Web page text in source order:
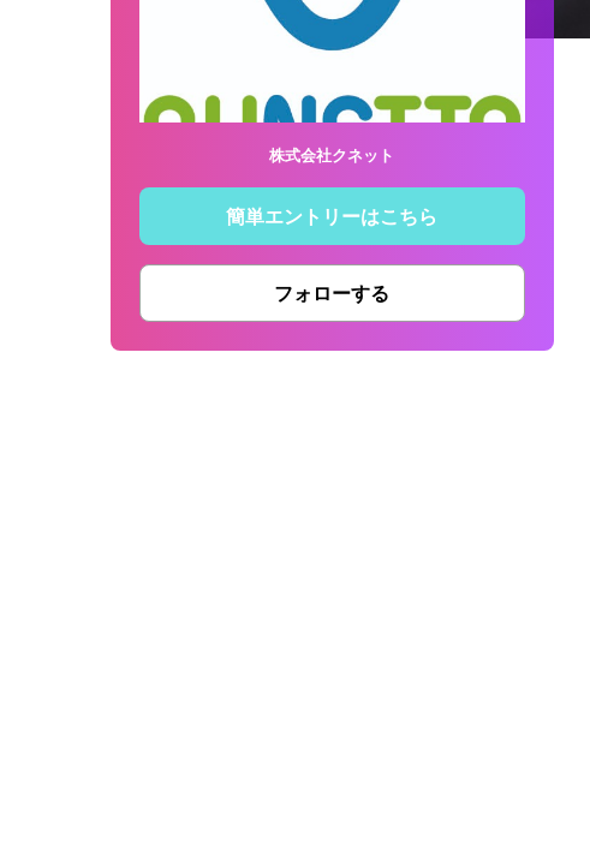
株式会社クネット
簡単エントリーはこちら
フォローする